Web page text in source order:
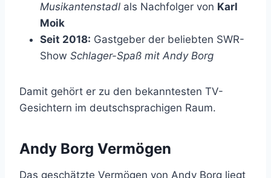
Musikantenstadl als Nachfolger von Karl
Moik
Seit 2018: Gastgeber der beliebten SWR-
Show Schlager-Spaß mit Andy Borg
Damit gehört er zu den bekanntesten TV-
Gesichtern im deutschsprachigen Raum.
Andy Borg Vermögen
Das geschätzte Vermögen von Andy Borg liegt